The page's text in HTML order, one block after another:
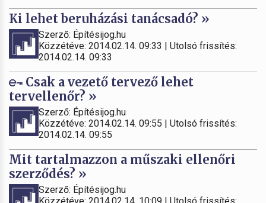
Ki lehet beruházási tanácsadó? »
Szerző: Építésijog.hu
Közzétéve: 2014.02.14. 09:33 | Utolsó frissítés:
2014.02.14. 09:33
Csak a vezető tervező lehet
tervellenőr? »
Szerző: Építésijog.hu
Közzétéve: 2014.02.14. 09:55 | Utolsó frissítés:
2014.02.14. 09:55
Mit tartalmazzon a műszaki ellenőri
szerződés? »
Szerző: Építésijog.hu
Közzétéve: 2014.02.14. 10:09 | Utolsó frissítés: